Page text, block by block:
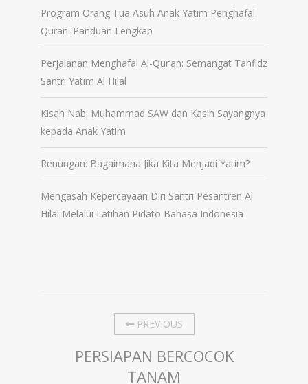
Program Orang Tua Asuh Anak Yatim Penghafal
Quran: Panduan Lengkap
Perjalanan Menghafal Al-Qur’an: Semangat Tahfidz
Santri Yatim Al Hilal
Kisah Nabi Muhammad SAW dan Kasih Sayangnya
kepada Anak Yatim
Renungan: Bagaimana Jika Kita Menjadi Yatim?
Mengasah Kepercayaan Diri Santri Pesantren Al
Hilal Melalui Latihan Pidato Bahasa Indonesia
PREVIOUS
PERSIAPAN BERCOCOK
TANAM